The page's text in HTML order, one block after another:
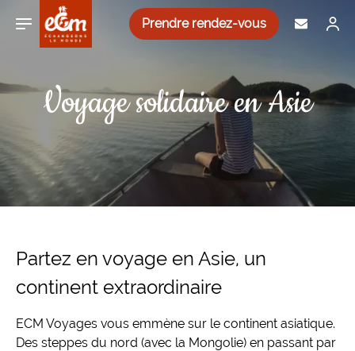
Aller au contenu
Aller à la navigation principale
Prendre rendez-vous
Voyage solidaire en Asie
Partez en voyage en Asie, un
continent extraordinaire
ECM Voyages vous emmène sur le continent asiatique.
Des steppes du nord (avec la Mongolie) en passant par
Asie
Inde
Philippines
Vietnam
Ouzbékistan
Afrique
Sénégal
Madagascar
Maroc
Égypte
Europe
Bulgarie
Slovénie
Albanie
Croatie
Roumanie
Nicaragua
Canada
Mexique
Costa Rica
Découverte et immersion
Trek et randonnée
Plongée
Yoga et Bien-Être
Autotours / circuit liberté
Nos voyages solidaires
Notre équipe
Voyager autrement
Paroles de voyageurs
Actualités